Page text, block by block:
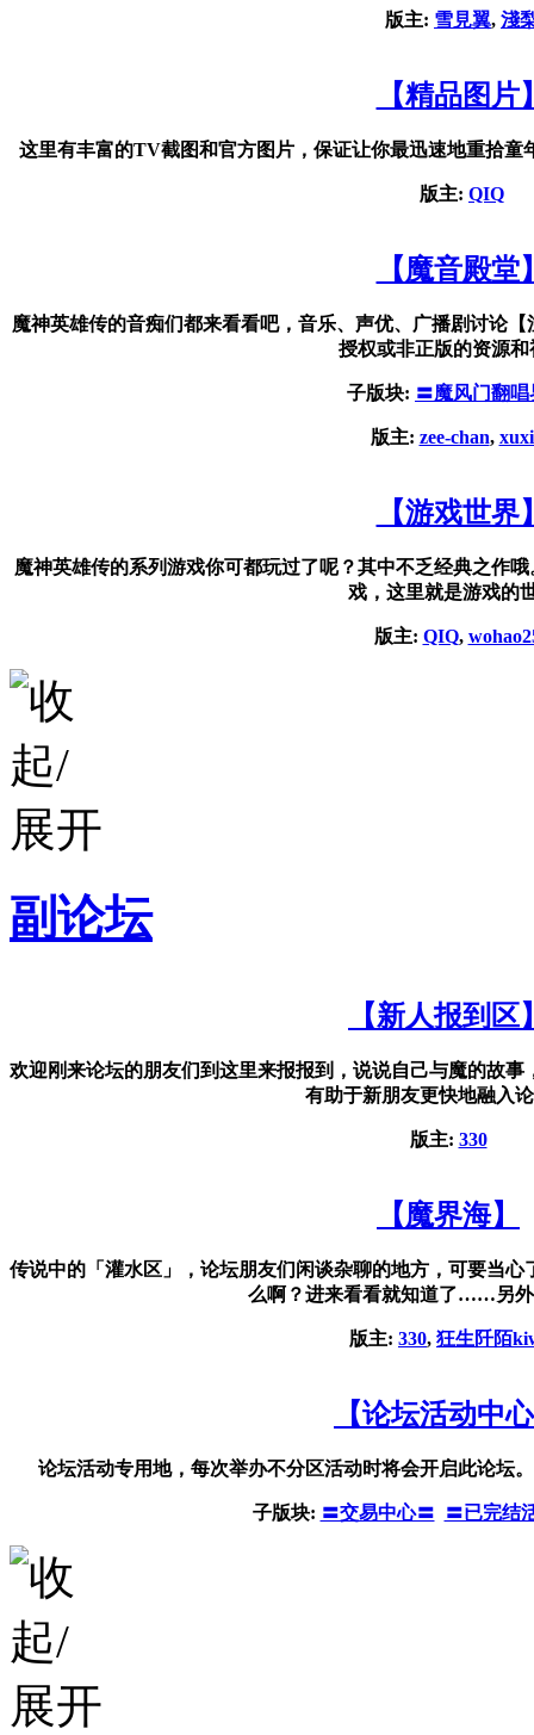
版主: 雪見翼, 淺
【精品图片
这里有丰富的TV截图和官方图片，保证让你最迅速地重拾
版主: QIQ
【魔音殿堂
魔神英雄传的音痴们都来看看吧，音乐、声优、广播剧讨论
授权或非正版的资源和
子版块: 〓魔风门翻唱
版主: zee-chan,
【游戏世界
魔神英雄传的系列游戏你可都玩过了呢？其中不乏经典之作
戏，这里就是游戏的
版主: QIQ,
副论坛
【新人报到区
欢迎刚来论坛的朋友们到这里来报报到，说说自己与魔的故
有助于新朋友更快地融入
版主: 330
【魔界海】
传说中的「灌水区」，论坛朋友们闲谈杂聊的地方，可要当
么啊？进来看看就知道了……另
版主: 330, 狂生阡陌
【论坛活动中
论坛活动专用地，每次举办不分区活动时将会开启此论坛
子版块: 〓交易中心〓 〓已完结